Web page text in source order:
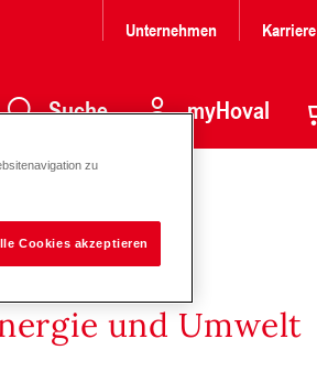
Unternehmen Karriere
Suche myHoval
und Umwelt
zu
Cookies akzeptieren